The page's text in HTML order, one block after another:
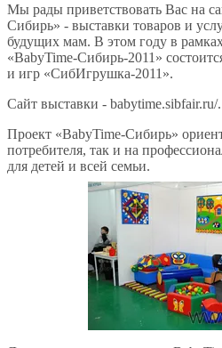
Мы рады приветствовать Вас на
Сибирь» - выставки товаров и
будущих мам. В этом году в
«BabyTime-Сибирь-2011»
и игр «СибИгрушка-2011».
Сайт выставки - babytime.sibfair.ru/.
Проект «BabyTime-Сибирь»
потребителя, так и на
для детей и всей семьи.